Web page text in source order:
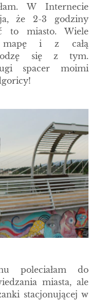
W Internecie
że 2-3 godziny
to miasto. Wiele
mapę i z całą
się z tym.
spacer moimi
poleciałam do
miasta, ale
stacjonującej w